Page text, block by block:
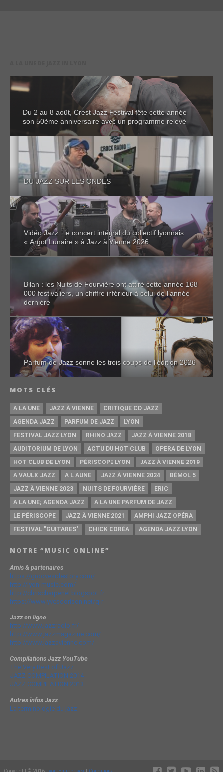
Du 2 au 8 août, Crest Jazz Festival fête cette année
son 50ème anniversaire avec un programme relevé
DU JAZZ SUR LES ONDES
Vidéo Jazz : le concert intégral du collectif lyonnais
« Argot Lunaire » à Jazz à Vienne 2026
Bilan : les Nuits de Fourvière ont attiré cette année 168
000 festivaliers, un chiffre inférieur à celui de l’année
dernière
Parfum de Jazz sonne les trois coups de l’édition 2026
MOTS CLÉS
A LA UNE JAZZ À VIENNE
CRITIQUE CD JAZZ
AGENDA JAZZ
PARFUM DE JAZZ
LYON
FESTIVAL JAZZ LYON
RHINO JAZZ
JAZZ À VIENNE 2018
AUDITORIUM DE LYON
ACTU DU HOT CLUB
OPERA DE LYON
HOT CLUB DE LYON
PÉRISCOPE LYON
JAZZ À VIENNE 2019
A VAULX JAZZ
A L AUNE JAZZ À VIENNE 2024
BÉMOL 5
JAZZ À VIENNE 2023
NUITS DE FOURVIÈRE
ERIC
A LA UNE; AGENDA JAZZ
A LA UNE PARFUM DE JAZZ
LE PÉRISCOPE
JAZZ À VIENNE 2021
AMPHI JAZZ OPÉRA
FESTIVAL "GUITARES"
CHICK CORÉA AGENDA JAZZ LYON
NOTRE “MUSIC ONLINE”
Amis & partenaires
https://groovesidestory.com/
http://lyon-music.com/
http://chrischarpenel.blogspot.fr
https://www.yvesdorison.net/q-r
Jazz en ligne
http://www.jazzradio.fr/
http://www.jazzmagazine.com/
http://www.jazzavienne.com/
Compilations Jazz YouTube
The Very Best of Jazz
JAZZ COMPILATION 2014
JAZZ COMPILATION 2013
Autres infos Jazz
La terminologie du jazz
Copyright © 2016 Lyon-Entreprises | Conditions